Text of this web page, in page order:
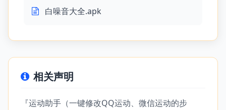
白噪音大全.apk
相关声明
『运动助手（一键修改QQ运动、微信运动的步